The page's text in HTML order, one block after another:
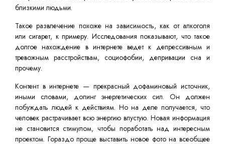
близкими людьми.
Такое развлечение похоже на зависимость, как от алкоголя
или сигарет, к примеру. Исследования показывают, что такое
долгое нахождение в интернете ведет к депрессивным и
тревожным расстройствам, социофобии, депривации сна и
прочему.
Контент в интернете — прекрасный дофаминовый источник,
иными словами, допинг энергетических сил. Он должен
побуждать людей к действиям. Но на деле получается, что
человек растрачивает всю энергию впустую. Новая информация
не становится стимулом, чтобы поработать над интересным
проектом. Гораздо проще выставить новое фото на всеобщее